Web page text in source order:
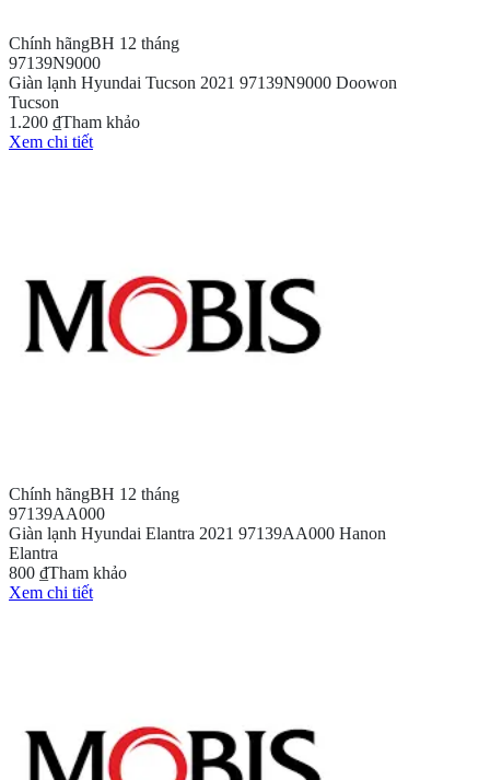
Chính hãngBH 12 tháng
97139N9000
Giàn lạnh Hyundai Tucson 2021 97139N9000 Doowon
Tucson
1.200 ₫Tham khảo
Xem chi tiết
Chính hãngBH 12 tháng
97139AA000
Giàn lạnh Hyundai Elantra 2021 97139AA000 Hanon
Elantra
800 ₫Tham khảo
Xem chi tiết